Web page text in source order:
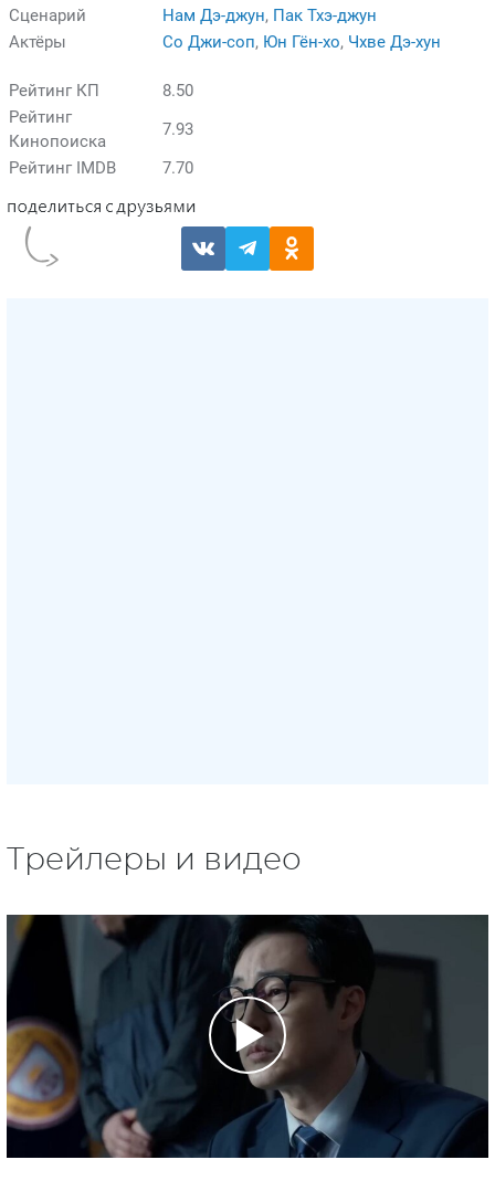
Сценарий
Нам Дэ-джун, Пак Тхэ-джун
Актёры
Со Джи-соп, Юн Гён-хо, Чхве Дэ-хун
Рейтинг КП
8.50
Рейтинг
Кинопоиска
7.93
Рейтинг IMDB
7.70
Трейлеры и видео